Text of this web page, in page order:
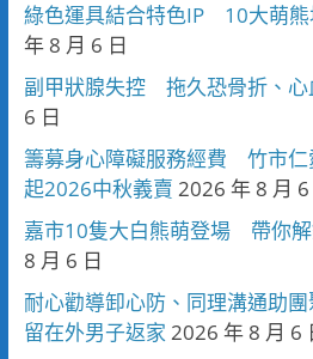
綠色運具結合特色IP 10大萌熊
年 8 月 6 日
副甲狀腺失控 拖久恐骨折、心
6 日
籌募身心障礙服務經費 竹市仁
起2026中秋義賣 2026 年 8 月 6
嘉市10隻大白熊萌登場 帶你
8 月 6 日
耐心勸導卸心防、同理溝通助
留在外男子返家 2026 年 8 月 6